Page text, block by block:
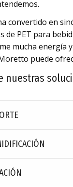
convertido en
de PET para
mucha energía
puede
nuestras